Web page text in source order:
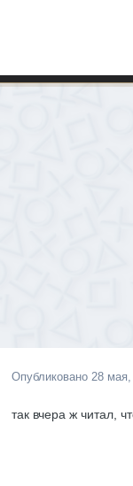
Опубликовано 28
так вчера ж читал,